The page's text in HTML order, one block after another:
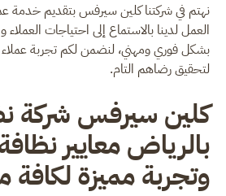
نهتم في شركتنا كلين سيرفس بتقديم خدمة
العمل لدينا بالاستماع إلى احتياجات
بشكل فوري ومهني، لنضمن لكم تجربة
لتحقيق رضاهم التام.
كلين سيرفس شركة
بالرياض معايير
وتجربة مميزة لكافة